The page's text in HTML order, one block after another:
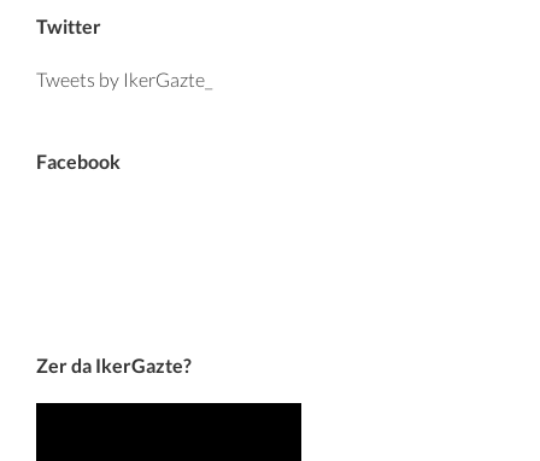
Zer da IkerGazte?
Twitter
Tweets by IkerGazte_
Facebook